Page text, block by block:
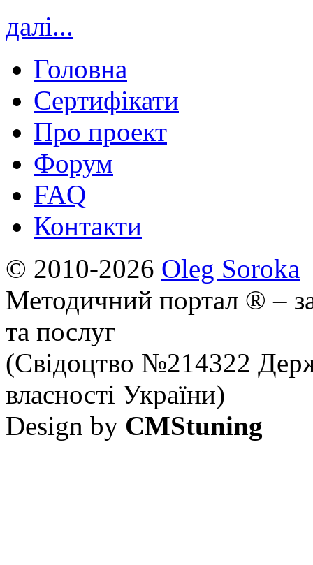
далі...
Головна
Сертифікати
Про проект
Форум
FAQ
Контакти
© 2010-2026 Oleg Soroka
Методичний портал ® –
та послуг
(Свідоцтво №214322
власності України)
Design by CMStuning